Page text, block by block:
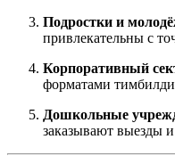
Подростки и
привлекательны с
Корпоративный
форматами
Дошкольные
заказывают выезды